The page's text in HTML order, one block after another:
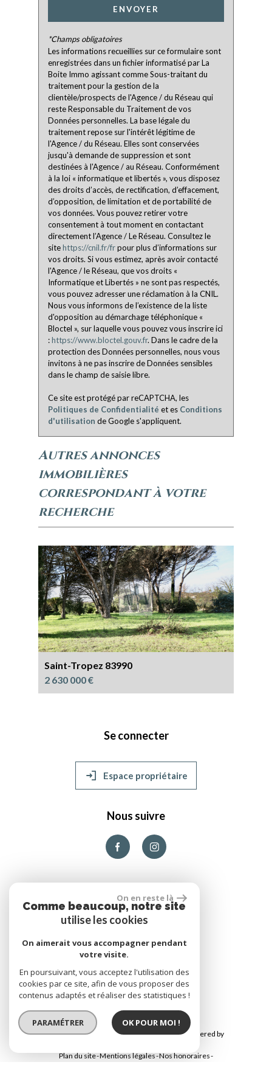
Familles avec 3 enfants
ENVOYER
*Champs obligatoires
Les informations recueillies sur ce formulaire sont
enregistrées dans un fichier informatisé par La
Boite Immo agissant comme Sous-traitant du
traitement pour la gestion de la
clientèle/prospects de l'Agence / du Réseau qui
reste Responsable du Traitement de vos
Données personnelles. La base légale du
traitement repose sur l'intérêt légitime de
l'Agence / du Réseau. Elles sont conservées
jusqu'à demande de suppression et sont
destinées à l'Agence / au Réseau. Conformément
à la loi « informatique et libertés », vous disposez
des droits d’accès, de rectification, d’effacement,
d’opposition, de limitation et de portabilité de
vos données. Vous pouvez retirer votre
consentement à tout moment en contactant
directement l’Agence / Le Réseau. Consultez le
sitehttps://cnil.fr/frpour plus d’informations sur
vos droits. Si vous estimez, après avoir contacté
l'Agence / le Réseau, que vos droits «
Informatique et Libertés » ne sont pas respectés,
vous pouvez adresser une réclamation à la CNIL.
Nous vous informons de l’existence de la liste
d'opposition au démarchage téléphonique «
Bloctel », sur laquelle vous pouvez vous inscrire ici
:https://www.bloctel.gouv.fr. Dans le cadre de la
protection des Données personnelles, nous vous
invitons à ne pas inscrire de Données sensibles
dans le champ de saisie libre.
Ce site est protégé par reCAPTCHA, les
Politiques de Confidentialité et es Conditions
d'utilisation de Google s'appliquent.
autres annonces
immobilières
correspondant à votre
recherche
Saint-Tropez 83990
2 630 000 €
Se connecter
Espace propriétaire
Nous suivre
réalisé par
© 2026 | Tous droits réservés | Traduction powered by
Plan du site Mentions légales Nos honoraires
On en reste là
Comme beaucoup, notre site
utilise les cookies
On aimerait vous accompagner pendant
votre visite.
En poursuivant, vous acceptez l'utilisation des
cookies par ce site, afin de vous proposer des
contenus adaptés et réaliser des statistiques !
PARAMÉTRER OK POUR MOI !